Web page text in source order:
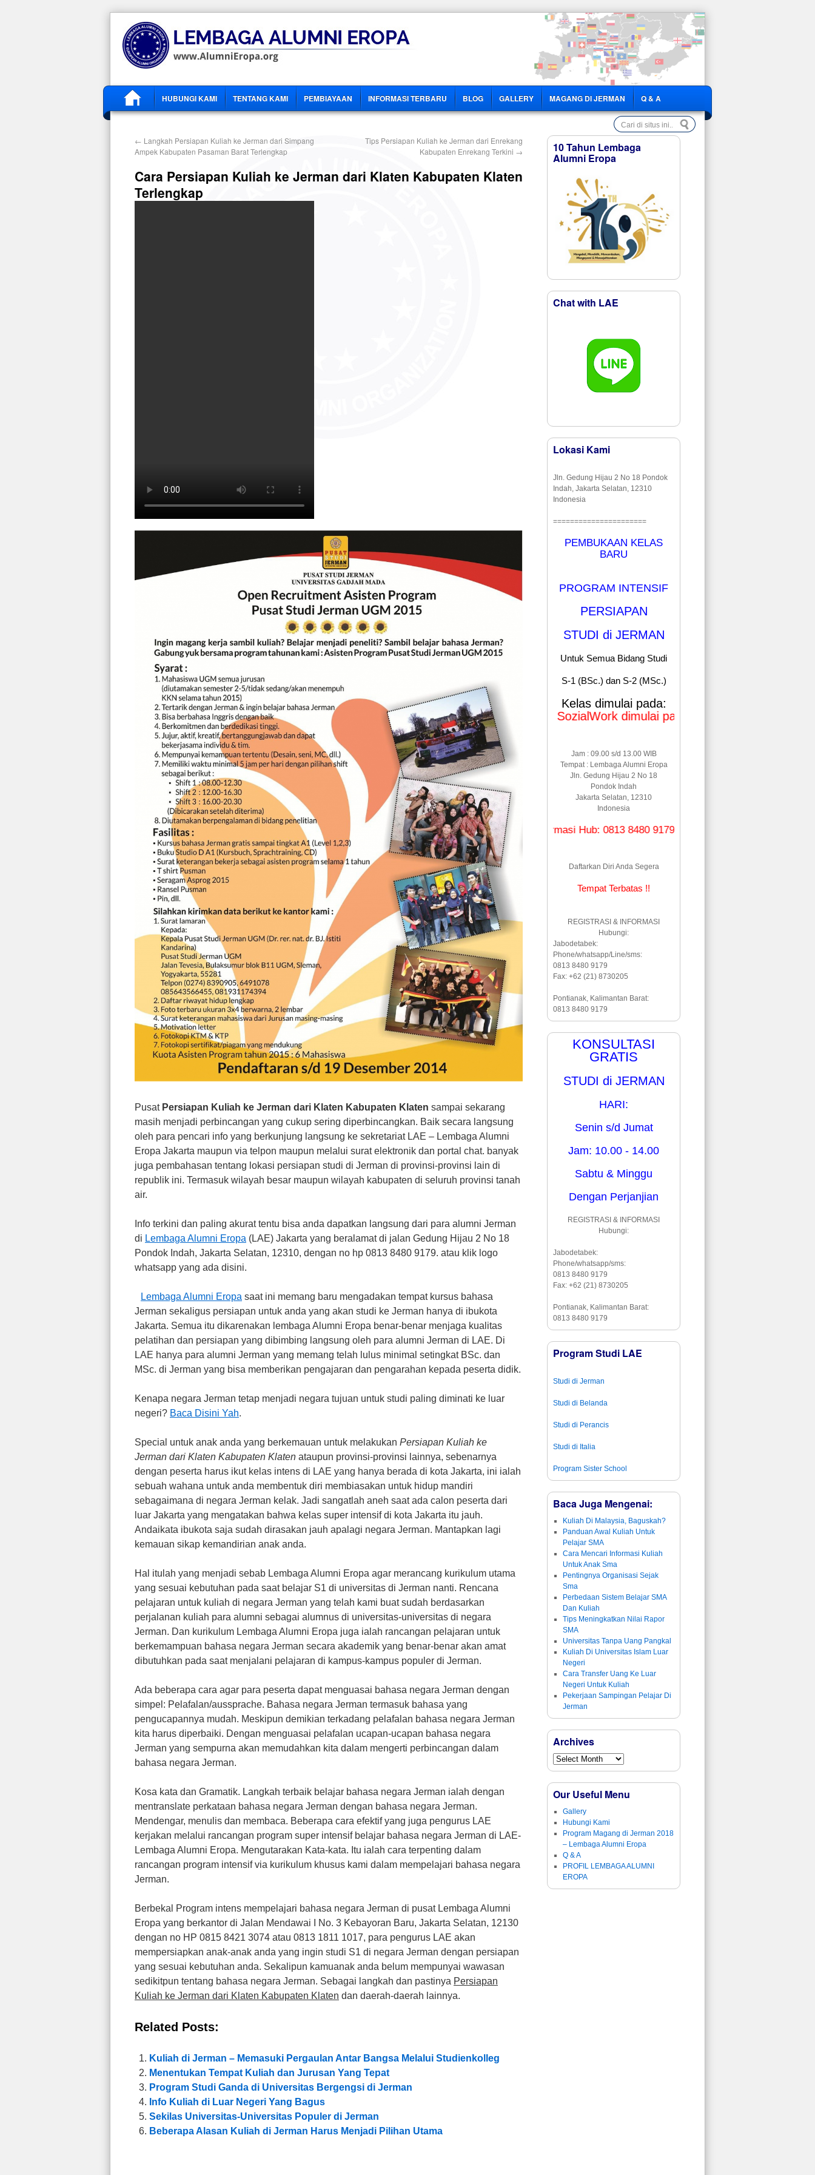
HUBUNGI KAMI TENTANG KAMI PEMBIAYAAN INFORMASI TERBARU BLOG GALLERY MAGANG DI JERMAN Q & A
← Langkah Persiapan Kuliah ke Jerman dari Simpang
Ampek Kabupaten Pasaman Barat Terlengkap
Tips Persiapan Kuliah ke Jerman dari Enrekang
Kabupaten Enrekang Terkini →
Cara Persiapan Kuliah ke Jerman dari Klaten Kabupaten Klaten
Terlengkap
Pusat Persiapan Kuliah ke Jerman dari Klaten Kabupaten Klaten sampai sekarang
masih menjadi perbincangan yang cukup sering diperbincangkan. Baik secara langsung
oleh para pencari info yang berkunjung langsung ke sekretariat LAE – Lembaga Alumni
Eropa Jakarta maupun via telpon maupun melalui surat elektronik dan portal chat. banyak
juga pembahasan tentang lokasi persiapan studi di Jerman di provinsi-provinsi lain di
republik ini. Termasuk wilayah besar maupun wilayah kabupaten di seluruh provinsi tanah
air.
Info terkini dan paling akurat tentu bisa anda dapatkan langsung dari para alumni Jerman
di Lembaga Alumni Eropa (LAE) Jakarta yang beralamat di jalan Gedung Hijau 2 No 18
Pondok Indah, Jakarta Selatan, 12310, dengan no hp 0813 8480 9179. atau klik logo
whatsapp yang ada disini.
Lembaga Alumni Eropa saat ini memang baru mengadakan tempat kursus bahasa
Jerman sekaligus persiapan untuk anda yang akan studi ke Jerman hanya di ibukota
Jakarta. Semua itu dikarenakan lembaga Alumni Eropa benar-benar menjaga kualitas
pelatihan dan persiapan yang dibimbing langsung oleh para alumni Jerman di LAE. Di
LAE hanya para alumni Jerman yang memang telah lulus minimal setingkat BSc. dan
MSc. di Jerman yang bisa memberikan pengajaran dan pengarahan kepada peserta didik.
Kenapa negara Jerman tetap menjadi negara tujuan untuk studi paling diminati ke luar
negeri? Baca Disini Yah.
Special untuk anak anda yang berkemauan untuk melakukan Persiapan Kuliah ke
Jerman dari Klaten Kabupaten Klaten ataupun provinsi-provinsi lainnya, sebenarnya
dengan peserta harus ikut kelas intens di LAE yang hanya berada di kota Jakarta, ini ialah
sebuah wahana untuk anda membentuk diri membiasakan untuk hidup mandiri
sebagaimana di negara Jerman kelak. Jadi sangatlah aneh saat ada calon peserta dari
luar Jakarta yang mengatakan bahwa kelas super intensif di kota Jakarta itu jauh.
Andaikata ibukota saja sudah dirasakan jauh apalagi negara Jerman. Mantapkan lagi
kemauan sikap kemandirian anak anda.
Hal itulah yang menjadi sebab Lembaga Alumni Eropa agar merancang kurikulum utama
yang sesuai kebutuhan pada saat belajar S1 di universitas di Jerman nanti. Rencana
pelajaran untuk kuliah di negara Jerman yang telah kami buat sudah berdasarkan
perjalanan kuliah para alumni sebagai alumnus di universitas-universitas di negara
Jerman. Dan kurikulum Lembaga Alumni Eropa juga ialah rancangan pelajaran untuk
berkemampuan bahasa negara Jerman secara akademik yang benar-benar akan amat
dibutuhkan pada saat menjalani pelajaran di kampus-kampus populer di Jerman.
Ada beberapa cara agar para peserta dapat menguasai bahasa negara Jerman dengan
simpel: Pelafalan/aussprache. Bahasa negara Jerman termasuk bahasa yang
pengucapannya mudah. Meskipun demikian terkadang pelafalan bahasa negara Jerman
kita harus diperbaiki. Dengan menguasai pelafalan ucapan-ucapan bahasa negara
Jerman yang sempurna akan memudahkan kita dalam mengerti perbincangan dalam
bahasa negara Jerman.
Kosa kata dan Gramatik. Langkah terbaik belajar bahasa negara Jerman ialah dengan
mentranslate perkataan bahasa negara Jerman dengan bahasa negara Jerman.
Mendengar, menulis dan membaca. Beberapa cara efektif yang juga pengurus LAE
kerjakan melalui rancangan program super intensif belajar bahasa negara Jerman di LAE-
Lembaga Alumni Eropa. Mengutarakan Kata-kata. Itu ialah cara terpenting dalam
rancangan program intensif via kurikulum khusus kami dalam mempelajari bahasa negara
Jerman.
Berbekal Program intens mempelajari bahasa negara Jerman di pusat Lembaga Alumni
Eropa yang berkantor di Jalan Mendawai I No. 3 Kebayoran Baru, Jakarta Selatan, 12130
dengan no HP 0815 8421 3074 atau 0813 1811 1017, para pengurus LAE akan
mempersiapkan anak-anak anda yang ingin studi S1 di negara Jerman dengan persiapan
yang sesuai kebutuhan anda. Sekalipun kamuanak anda belum mempunyai wawasan
sedikitpun tentang bahasa negara Jerman. Sebagai langkah dan pastinya Persiapan
Kuliah ke Jerman dari Klaten Kabupaten Klaten dan daerah-daerah lainnya.
Related Posts:
Kuliah di Jerman – Memasuki Pergaulan Antar Bangsa Melalui Studienkolleg
Menentukan Tempat Kuliah dan Jurusan Yang Tepat
Program Studi Ganda di Universitas Bergengsi di Jerman
Info Kuliah di Luar Negeri Yang Bagus
Sekilas Universitas-Universitas Populer di Jerman
Beberapa Alasan Kuliah di Jerman Harus Menjadi Pilihan Utama
10 Tahun Lembaga
Alumni Eropa
Chat with LAE
Lokasi Kami
Jln. Gedung Hijau 2 No 18 Pondok
Indah, Jakarta Selatan, 12310
Indonesia
======================
PEMBUKAAN KELAS
BARU
PROGRAM INTENSIF
PERSIAPAN
STUDI di JERMAN
Untuk Semua Bidang Studi
S-1 (BSc.) dan S-2 (MSc.)
Kelas dimulai pada:
Study dan SozialWork dimulai pada Januari & Mei 2026
Jam : 09.00 s/d 13.00 WIB
Tempat : Lembaga Alumni Eropa
Jln. Gedung Hijau 2 No 18
Pondok Indah
Jakarta Selatan, 12310
Indonesia
Pendaftaran & Informasi Hub: 0813 8480 9179 (WA & Line)
Daftarkan Diri Anda Segera
Tempat Terbatas !!
REGISTRASI & INFORMASI
Hubungi:
Jabodetabek:
Phone/whatsapp/Line/sms:
0813 8480 9179
Fax: +62 (21) 8730205
Pontianak, Kalimantan Barat:
0813 8480 9179
KONSULTASI
GRATIS
STUDI di JERMAN
HARI:
Senin s/d Jumat
Jam: 10.00 - 14.00
Sabtu & Minggu
Dengan Perjanjian
REGISTRASI & INFORMASI
Hubungi:
Jabodetabek:
Phone/whatsapp/sms:
0813 8480 9179
Fax: +62 (21) 8730205
Pontianak, Kalimantan Barat:
0813 8480 9179
Program Studi LAE
Studi di Jerman
Studi di Belanda
Studi di Perancis
Studi di Italia
Program Sister School
Baca Juga Mengenai:
Kuliah Di Malaysia, Baguskah?
Panduan Awal Kuliah Untuk
Pelajar SMA
Cara Mencari Informasi Kuliah
Untuk Anak Sma
Pentingnya Organisasi Sejak
Sma
Perbedaan Sistem Belajar SMA
Dan Kuliah
Tips Meningkatkan Nilai Rapor
SMA
Universitas Tanpa Uang Pangkal
Kuliah Di Universitas Islam Luar
Negeri
Cara Transfer Uang Ke Luar
Negeri Untuk Kuliah
Pekerjaan Sampingan Pelajar Di
Jerman
Archives
Our Useful Menu
Gallery
Hubungi Kami
Program Magang di Jerman 2018
– Lembaga Alumni Eropa
Q & A
PROFIL LEMBAGA ALUMNI
EROPA